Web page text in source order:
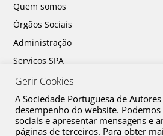
Quem somos
Órgãos Sociais
Administração
Serviços SPA
Prémios SPA
Gerir Cookies
A Sociedade Portuguesa de
desempenho do website.
sociais e apresentar mensagens e
páginas de terceiros. Para obter